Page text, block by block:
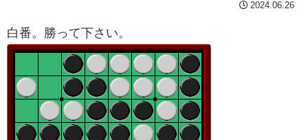
2024.06.26
白番。勝って下さい。